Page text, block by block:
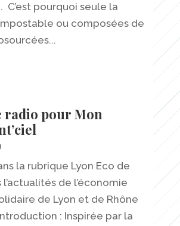
C’est pourquoi seule la
ou composées de
radio pour Mon
la rubrique Lyon Eco de
l’actualités de l’économie
de Lyon et de Rhône
: Inspirée par la